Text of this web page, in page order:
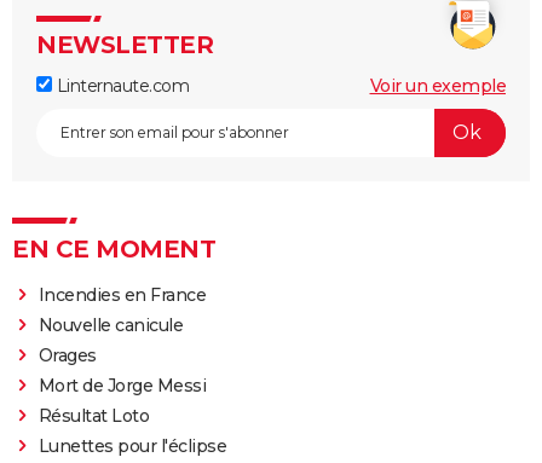
NEWSLETTER
Linternaute.com Voir un exemple
EN CE MOMENT
Incendies en France
Nouvelle canicule
Orages
Mort de Jorge Messi
Résultat Loto
Lunettes pour l'éclipse